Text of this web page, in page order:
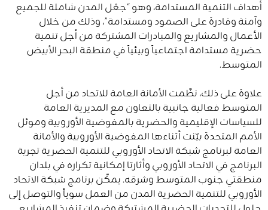
أهداف التنمية المستدامة، وهو “جعْل المدن شاملة للجميع
وآمنة وقادرة على الصمود ومستدامة”، وذلك من خلال
الأعمال والمشاريع والمبادرات المشتركة من أجل تنمية
حضرية مستدامة اجتماعياً وبيئياً في منطقة البحر الأبيض
المتوسط.
علاوة على ذلك، نظّمت الأمانة العامة للاتحاد من أجل
المتوسط فعالية جانبية بالتعاون مع المديرية العامة
للسياسات الإقليمية والحضرية بالمفوضية الأوروبية وموئل
الأمم المتحدة بيّنت أثناءها المفوضية الأوروبية والأمانة
العامة لبرنامج شبكة الاتحاد الأوروبي للتنمية الحضرية تجربة
البرنامج في الاتحاد الأوروبي وأثارتا إمكانية تكراره في بلدان
منطقتي جنوب المتوسط وشرقه. يمكّن برنامج شبكة الاتحاد
الأوروبي للتنمية الحضرية المدن من العمل سوياً والتوصل إلى
حلول للتحديات الحضرية المشتركة وضمان تنفيذ المشاريع